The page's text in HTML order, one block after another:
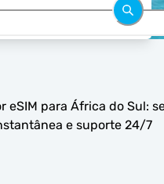
eSIM para África do Sul:
e suporte 24/7